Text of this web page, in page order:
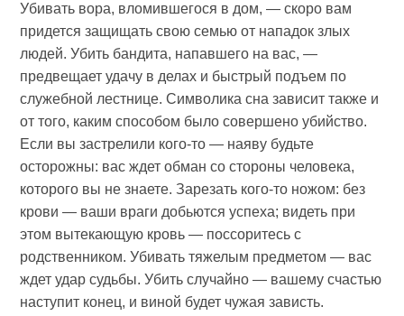
Убивать вора, вломившегося в дом, — скоро вам
придется защищать свою семью от нападок злых
людей. Убить бандита, напавшего на вас, —
предвещает удачу в делах и быстрый подъем по
служебной лестнице. Символика сна зависит также и
от того, каким способом было совершено убийство.
Если вы застрелили кого-то — наяву будьте
осторожны: вас ждет обман со стороны человека,
которого вы не знаете. Зарезать кого-то ножом: без
крови — ваши враги добьются успеха; видеть при
этом вытекающую кровь — поссоритесь с
родственником. Убивать тяжелым предметом — вас
ждет удар судьбы. Убить случайно — вашему счастью
наступит конец, и виной будет чужая зависть.